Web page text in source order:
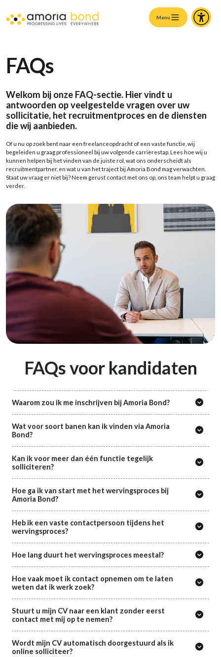
Menu
FAQs
Welkom bij onze FAQ-sectie. Hiervindt u
antwoorden opveelgesteldevragen over uw
sollicitatie, het recruitmentproces en de diensten
diewij aanbieden.
Ofu nu opzoekbentnaar een freelanceopdracht of een vaste functie wij
begeleiden u graagprofessioneel bijuwvolgende carrièrestap . Lees hoe wiju
kunnen helpen bijhetvinden van de juiste rol wat ons onderscheidtals
recruitmentpartner, en watu van hettrajectbijAmoria Bond magverwachten
Staatuwvraag ernietbij?Neem gerust contactmet ons op ons team helptu graag
verder.
FAQs voor kandidaten
Waarom zou ik me inschrijven bij Amoria Bond?
Wat voor soort banen kan ik vinden via Amoria
Bond?
Kan ik voor meer dan één functie tegelijk
solliciteren?
Hoe ga ik van start met het wervingsproces bij
Amoria Bond?
Heb ik een vaste contactpersoon tijdens het
wervingsproces?
Hoe lang duurt het wervingsproces meestal?
Hoe vaak moet ik contact opnemen om te laten
weten dat ik werk zoek?
Stuurt u mijn CV naar een klant zonder eerst
contact met mij op te nemen?
Wordt mijn CV automatisch doorgestuurd als ik
online solliciteer?